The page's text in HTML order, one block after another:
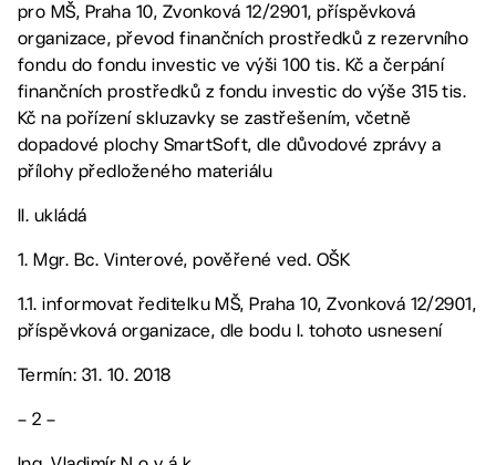
pro MŠ, Praha 10, Zvonková 12/2901, příspěvková
organizace, převod finančních prostředků z rezervního
fondu do fondu investic ve výši 100 tis. Kč a čerpání
finančních prostředků z fondu investic do výše 315 tis.
Kč na pořízení skluzavky se zastřešením, včetně
dopadové plochy SmartSoft, dle důvodové zprávy a
přílohy předloženého materiálu
II. ukládá
1. Mgr. Bc. Vinterové, pověřené ved. OŠK
1.1. informovat ředitelku MŠ, Praha 10, Zvonková 12/2901,
příspěvková organizace, dle bodu I. tohoto usnesení
Termín: 31. 10. 2018
– 2 –